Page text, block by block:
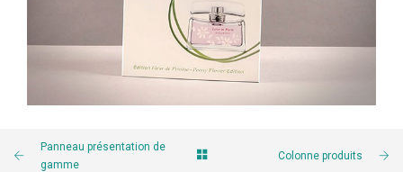
Panneau présentation de
gamme
Colonne produits